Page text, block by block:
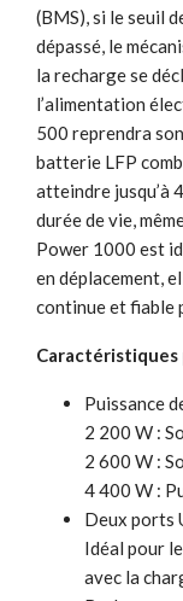
(BMS), si le seuil
dépassé, le
la recharge se
l’alimentation
500 reprendra
batterie LFP
atteindre jusqu’à
durée de vie,
Power 1000 est
en déplacement,
continue et fiable
Caractéristiques
Puissance
2 200 W :
2 600 W :
4 400 W :
Deux ports
Idéal pour
avec la